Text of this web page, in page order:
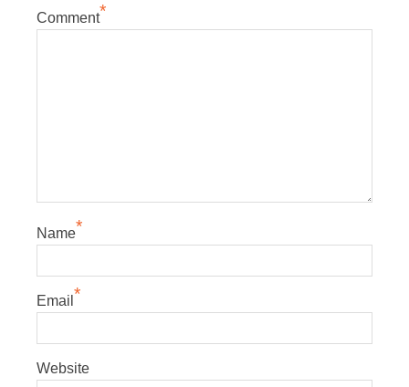
Comment*
Name*
Email *
Website